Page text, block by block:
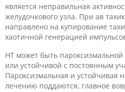
является неправильная
желудочкового узла. При ав
направлено на купирование
хаотичной генерацией
НТ может быть
или устойчивой с постоянным
Пароксизмальная и устойчивая
лечению поддаются, главное